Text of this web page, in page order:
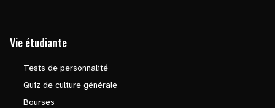
Vie étudiante
Tests de personnalité
Quiz de culture générale
Bourses